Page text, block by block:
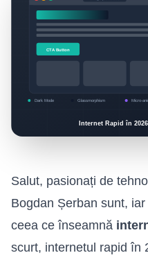
Salut, pasionați de
Bogdan Șerban sunt,
ceea ce înseamnă
scurt, internetul rapid în